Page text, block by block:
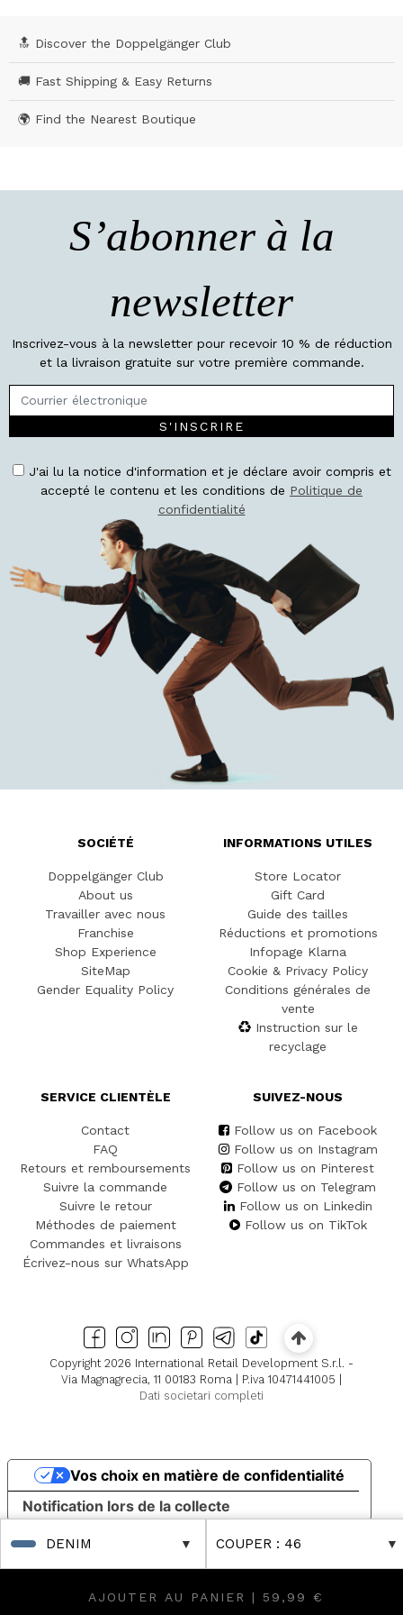
DENIM COUPER : 46
AJOUTER AU PANIER | 59,99 €
🔝 Discover the Doppelgänger Club
🚚 Fast Shipping & Easy Returns
🌍 Find the Nearest Boutique
S’abonner à la
newsletter
Inscrivez-vous à la newsletter pour recevoir 10 % de réduction
et la livraison gratuite sur votre première commande.
S'INSCRIRE
J'ai lu la notice d'information et je déclare avoir compris et
accepté le contenu et les conditions de Politique de
confidentialité
SOCIÉTÉ
Doppelgänger Club
About us
Travailler avec nous
Franchise
Shop Experience
SiteMap
Gender Equality Policy
INFORMATIONS UTILES
Store Locator
Gift Card
Guide des tailles
Réductions et promotions
Infopage Klarna
Cookie & Privacy Policy
Conditions générales de
vente
Instruction sur le
recyclage
SERVICE CLIENTÈLE
Contact
FAQ
Retours et remboursements
Suivre la commande
Suivre le retour
Méthodes de paiement
Commandes et livraisons
Écrivez-nous sur WhatsApp
SUIVEZ-NOUS
Follow us on Facebook
Follow us on Instagram
Follow us on Pinterest
Follow us on Telegram
Follow us on Linkedin
Follow us on TikTok
Copyright 2026 International Retail Development S.r.l. -
Via Magnagrecia, 11 00183 Roma | P.iva 10471441005 |
Dati societari completi
Notification lors de la collecte
Vos choix en matière de confidentialité